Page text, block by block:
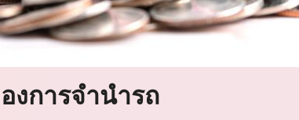
งการจำนำรถ